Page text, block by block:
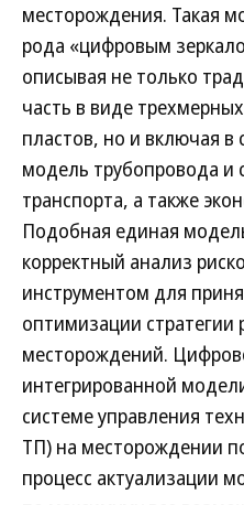
месторождения. Такая
рода «цифровым
описывая не только
часть в виде
пластов, но и включая
модель трубопровода и
транспорта, а также
Подобная единая
корректный анализ
инструментом для
оптимизации стратегии
месторождений.
интегрированной
системе управления
ТП) на месторождении
процесс актуализации